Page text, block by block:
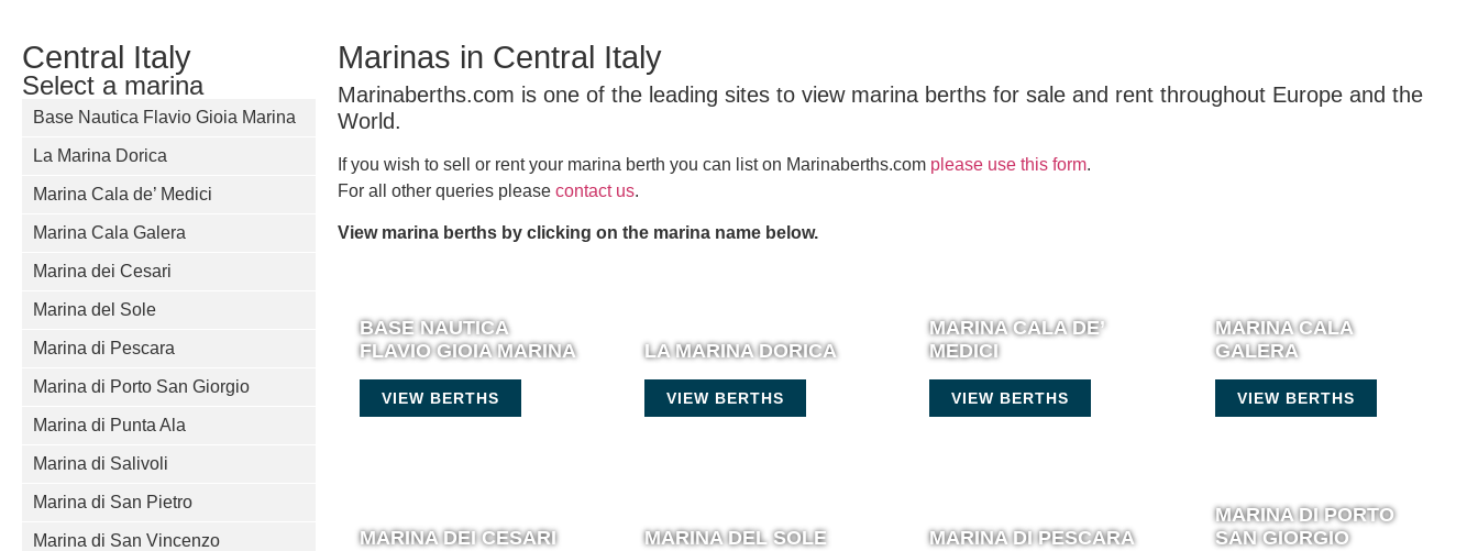
Central Italy
Select a marina
Base Nautica Flavio Gioia Marina
La Marina Dorica
Marina Cala de’ Medici
Marina Cala Galera
Marina dei Cesari
Marina del Sole
Marina di Pescara
Marina di Porto San Giorgio
Marina di Punta Ala
Marina di Salivoli
Marina di San Pietro
Marina di San Vincenzo
Marinas in Central Italy
Marinaberths.com is one of the leading sites to view marina berths for sale and rent throughout Europe and the
World.
If you wish to sell or rent your marina berth you can list on Marinaberths.com please use this form.
For all other queries please contact us.
View marina berths by clicking on the marina name below.
BASE NAUTICA
FLAVIO GIOIA MARINA
VIEW BERTHS
LA MARINA DORICA
VIEW BERTHS
MARINA CALA DE’
MEDICI
VIEW BERTHS
MARINA CALA
GALERA
VIEW BERTHS
MARINA DEI CESARI MARINA DEL SOLE MARINA DI PESCARA
MARINA DI PORTO
SAN GIORGIO